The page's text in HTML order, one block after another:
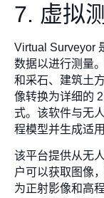
7. 虚拟
Virtual Surveyor
数据以进行测量
和采石、建筑土
像转换为详细的
式。该软件与无
程模型并生成适
该平台提供从无
户可以获取图像
为正射影像和高